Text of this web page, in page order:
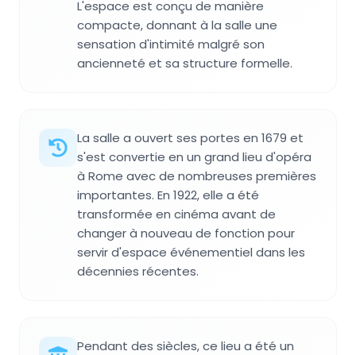
L'espace est conçu de manière
compacte, donnant à la salle une
sensation d'intimité malgré son
ancienneté et sa structure formelle.
La salle a ouvert ses portes en 1679 et
s'est convertie en un grand lieu d'opéra
à Rome avec de nombreuses premières
importantes. En 1922, elle a été
transformée en cinéma avant de
changer à nouveau de fonction pour
servir d'espace événementiel dans les
décennies récentes.
Pendant des siècles, ce lieu a été un